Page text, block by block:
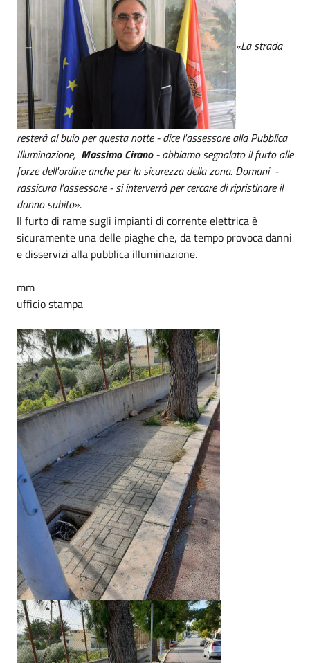
«La strada
resterà al buio per questa notte - dice l'assessore alla Pubblica
Illuminazione, Massimo Cirano- abbiamo segnalato il furto alle
forze dell'ordine anche per la sicurezza della zona. Domani -
rassicura l'assessore - si interverrà per cercare di ripristinare il
danno subito».
Il furto di rame sugli impianti di corrente elettrica è
sicuramente una delle piaghe che, da tempo provoca danni
e disservizi alla pubblica illuminazione.
mm
ufficio stampa